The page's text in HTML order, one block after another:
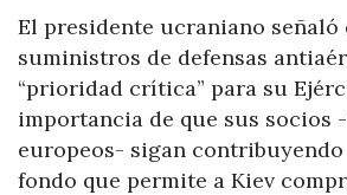
El presidente ucraniano señaló
suministros de defensas
“prioridad crítica” para su
importancia de que sus socios
europeos- sigan
fondo que permite a Kiev